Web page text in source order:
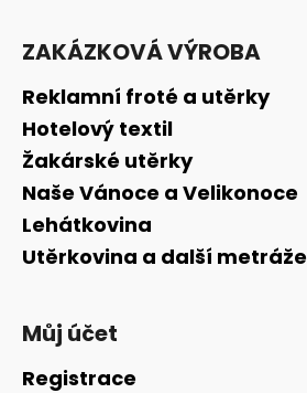
ZAKÁZKOVÁ VÝROBA
Reklamní froté a utěrky
Hotelový textil
Žakárské utěrky
Naše Vánoce a Velikonoce
Lehátkovina
Utěrkovina a další metráže
Můj účet
Registrace